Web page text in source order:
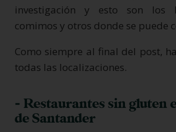
investigación y esto son los
comimos y otros donde se puede
Como siempre al final del post,
todas las localizaciones.
- Restaurantes sin gluten
de Santander